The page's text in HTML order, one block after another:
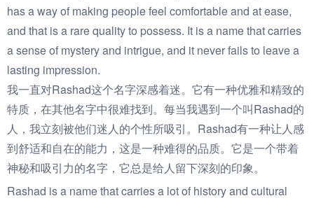
has a way of making people feel comfortable and at ease,
and that is a rare quality to possess. It is a name that carries
a sense of mystery and intrigue, and it never fails to leave a
lasting impression.
我一直对Rashad这个名字深感着迷。它有一种优雅和精致的
特质，在其他名字中很难找到。每当我遇到一个叫Rashad的
人，我立刻被他们迷人的个性所吸引。Rashad有一种让人感
到舒适和自在的能力，这是一种难得的品质。它是一个带着
神秘和吸引力的名字，它总是给人留下深刻的印象。
Rashad is a name that carries a lot of history and cultural